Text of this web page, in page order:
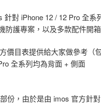
針對 iPhone 12 / 12 Pro 全系
防護專案，以及多款配件開
價目表提供給大家做參考（
全系列均為背面 + 側面
份，由於是由 imos 官方針